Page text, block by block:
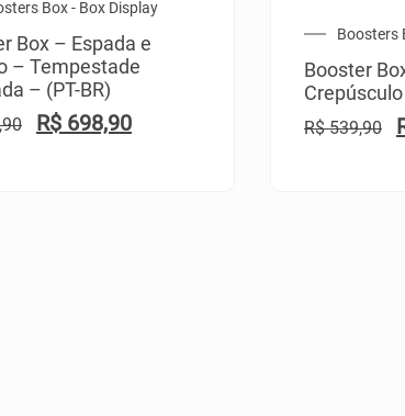
Box - Box Display
Box – Espada e
– Tempestade
– (PT-BR)
R$ 698,90
Boosters
Booster
Crepúsculo
R$539,90